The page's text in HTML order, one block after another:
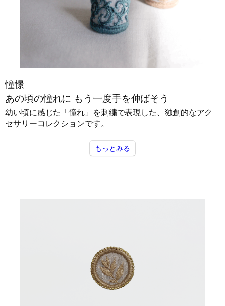
憧憬
あの頃の憧れに もう一度手を伸ばそう
幼い頃に感じた「憧れ」を刺繍で表現した、独創的なアク
セサリーコレクションです。
もっとみる